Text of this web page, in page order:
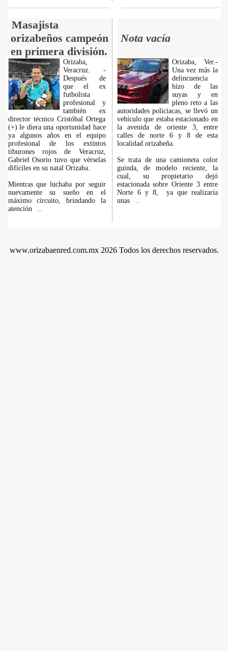
Masajista
orizabeños campeón
en primera división.
Nota vacía
Orizaba,
Veracruz. -
Después de
que el ex
futbolista
profesional y
también ex
director técnico Cristóbal Ortega
(+) le diera una oportunidad hace
ya algunos años en el equipo
profesional de los extintos
tiburones rojos de Veracruz,
Gabriel Osorio tuvo que vérselas
difíciles en su natal Orizaba.
Mientras que luchaba por seguir
nuevamente su sueño en el
máximo circuito, brindando la
atención
Orizaba, Ver.-
Una vez más la
delincuencia
hizo de las
suyas y en
pleno reto a las
autoridades policiacas, se llevó un
vehículo que estaba estacionado en
la avenida de oriente 3, entre
calles de norte 6 y 8 de esta
localidad orizabeña.
Se trata de una camioneta color
guinda, de modelo reciente, la
cual, su propietario dejó
estacionada sobre Oriente 3 entre
Norte 6 y 8, ya que realizaría
unas
www.orizabaenred.com.mx 2026 Todos los derechos reservados.